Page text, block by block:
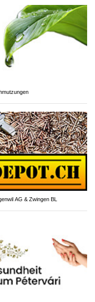
AG & Zwingen BL